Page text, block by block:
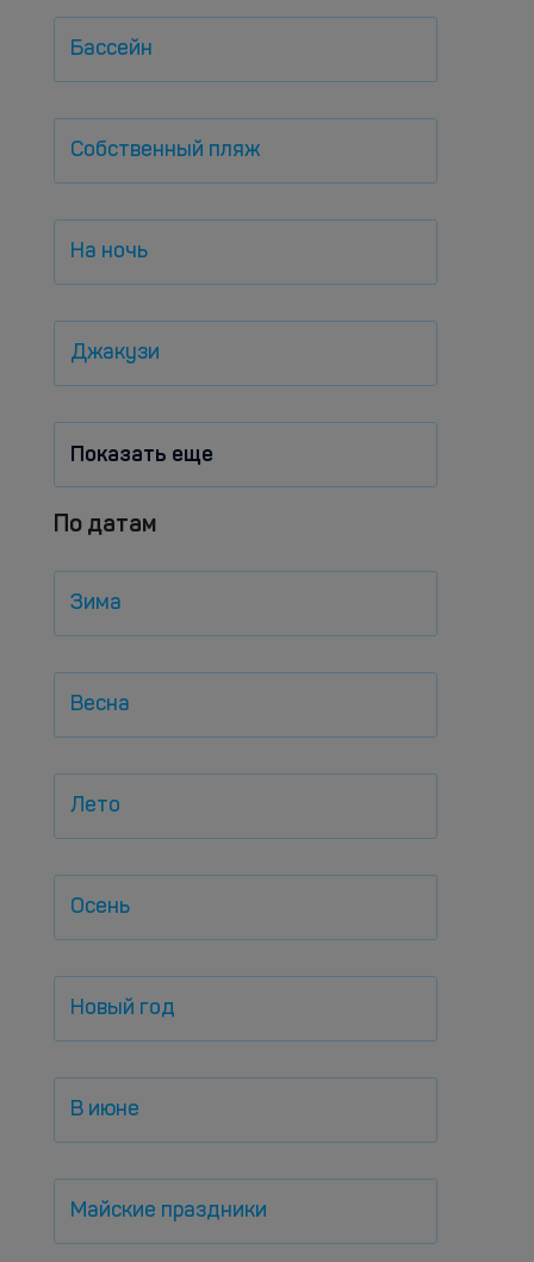
Бассейн
Собственный пляж
На ночь
Джакузи
Показать еще
По датам
Зима
Весна
Лето
Осень
Новый год
В июне
Майские праздники